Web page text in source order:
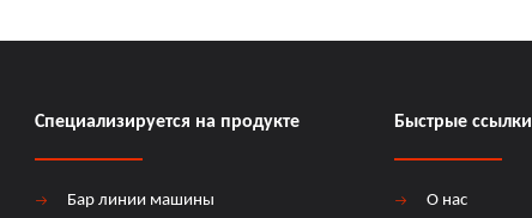
Специализируется на продукте
Бар линии машины
Быстрые ссылки
О нас